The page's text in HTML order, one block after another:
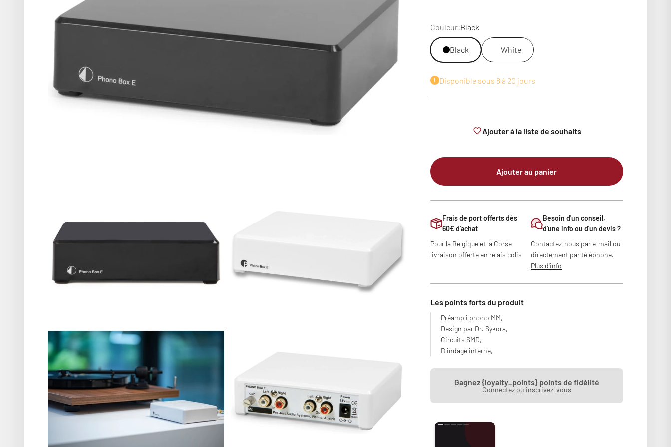
Couleur:Black
Black White
Disponible sous 8 à 20 jours
Ajouter à la liste de souhaits
Ajouter au panier
Frais de port offerts dès
60€ d'achat
Pour la Belgique et la Corse
livraison offerte en relais colis
Besoin d'un conseil,
d'une info ou d'un devis ?
Contactez-nous par e-mail ou
directement par téléphone.
Plus d'info
Les points forts du produit
Préampli phono MM,
Design par Dr. Sykora,
Circuits SMD,
Blindage interne,
Gagnez {loyalty_points} points de fidélité
Connectez ou inscrivez-vous